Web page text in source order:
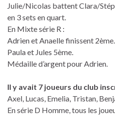
Julie/Nicolas battent Clara/
en 3 sets en quart.
En Mixte série R :
Adrien et Anaelle finissent 2ème.
Paula et Jules 5ème.
Médaille d’argent pour Adrien.
Il y avait 7 joueurs du club
Axel, Lucas, Emelia, Tristan,
En série D Homme, tous les